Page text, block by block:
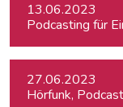
13.06.2023
Podcasting für
27.06.2023
Hörfunk,